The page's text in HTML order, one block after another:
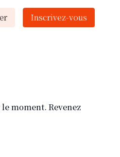
Inscrivez-vous
moment. Revenez